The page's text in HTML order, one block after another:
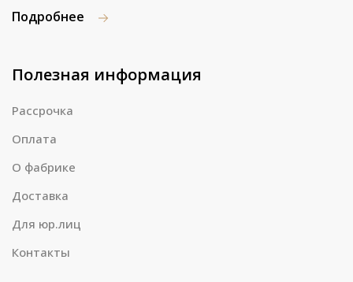
Подробнее
Полезная информация
Рассрочка
Оплата
О фабрике
Доставка
Для юр.лиц
Контакты